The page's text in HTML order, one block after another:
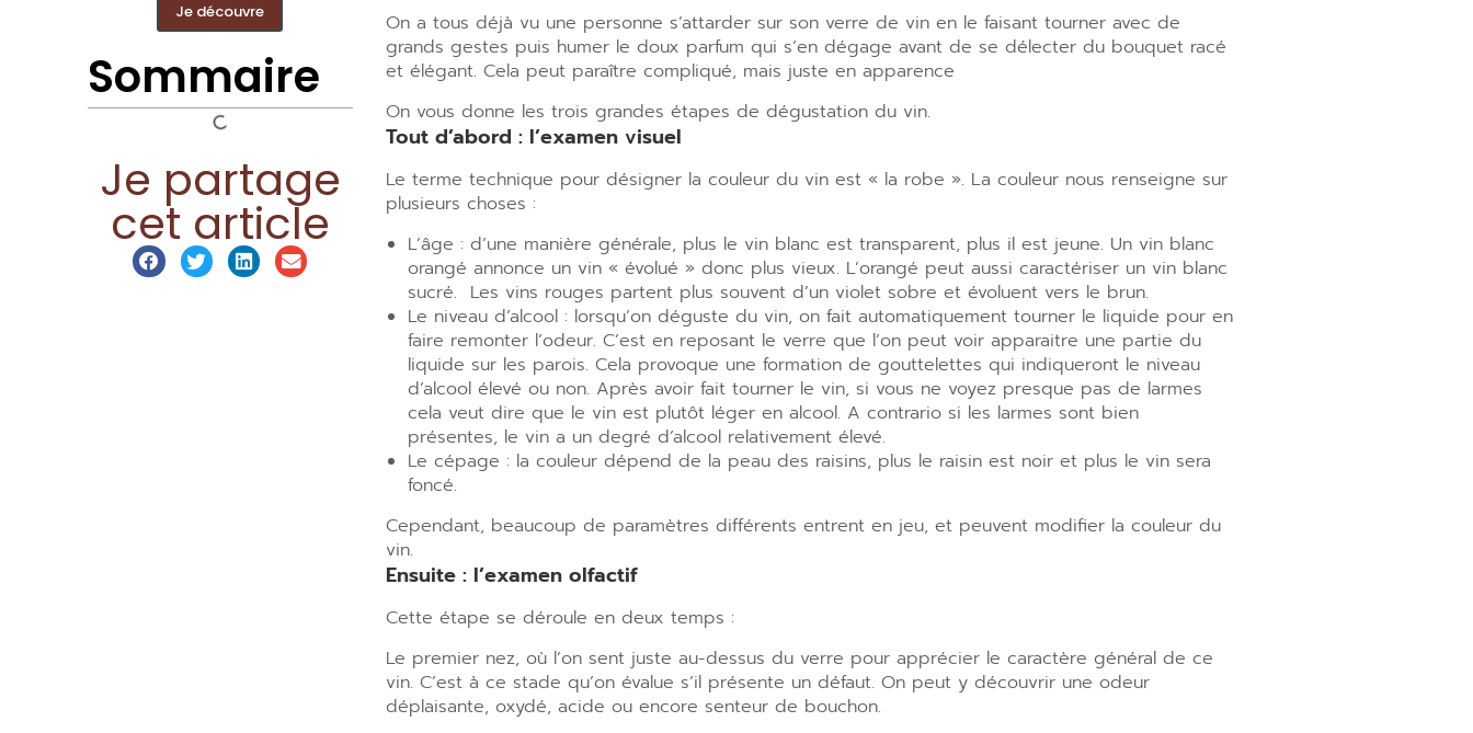
Je découvre
Sommaire
Je partage
cet article
On a tous déjà vu une personne s’attarder sur son verre de vin en le faisant tourner avec de
grands gestes puis humer le doux parfum qui s’en dégage avant de se délecter du bouquet racé
et élégant. Cela peut paraître compliqué, mais juste en apparence
On vous donne les trois grandes étapes de dégustation du vin.
Tout d’abord : l’examen visuel
Le terme technique pour désigner la couleur du vin est « la robe ». La couleur nous renseigne sur
plusieurs choses :
L’âge : d’une manière générale, plus le vin blanc est transparent, plus il est jeune. Un vin blanc
orangé annonce un vin « évolué » donc plus vieux. L’orangé peut aussi caractériser un vin blanc
sucré. Les vins rouges partent plus souvent d’un violet sobre et évoluent vers le brun.
Le niveau d’alcool : lorsqu’on déguste du vin, on fait automatiquement tourner le liquide pour en
faire remonter l’odeur. C’est en reposant le verre que l’on peut voir apparaitre une partie du
liquide sur les parois. Cela provoque une formation de gouttelettes qui indiqueront le niveau
d’alcool élevé ou non. Après avoir fait tourner le vin, si vous ne voyez presque pas de larmes
cela veut dire que le vin est plutôt léger en alcool. A contrario si les larmes sont bien
présentes, le vin a un degré d’alcool relativement élevé.
Le cépage : la couleur dépend de la peau des raisins, plus le raisin est noir et plus le vin sera
foncé.
Cependant, beaucoup de paramètres différents entrent en jeu, et peuvent modifier la couleur du
vin.
Ensuite : l’examen olfactif
Cette étape se déroule en deux temps :
Le premier nez, où l’on sent juste au-dessus du verre pour apprécier le caractère général de ce
vin. C’est à ce stade qu’on évalue s’il présente un défaut. On peut y découvrir une odeur
déplaisante, oxydé, acide ou encore senteur de bouchon.